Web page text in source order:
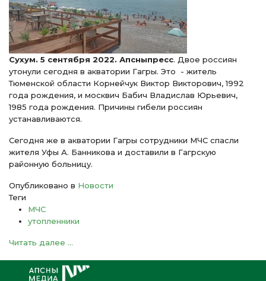
Сухум. 5 сентября 2022. Апсныпресс. Двое россиян
утонули сегодня в акватории Гагры. Это - житель
Тюменской области Корнейчук Виктор Викторович, 1992
года рождения, и москвич Бабич Владислав Юрьевич,
1985 года рождения. Причины гибели россиян
устанавливаются.
Сегодня же в акватории Гагры сотрудники МЧС спасли
жителя Уфы А. Банникова и доставили в Гагрскую
районную больницу.
Опубликовано в Новости
Теги
МЧС
утопленники
Читать далее ...